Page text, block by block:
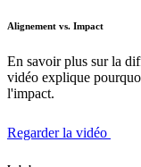
Alignement vs. Impact
En savoir plus sur la
vidéo explique
l'impact.
Regarder la vidéo